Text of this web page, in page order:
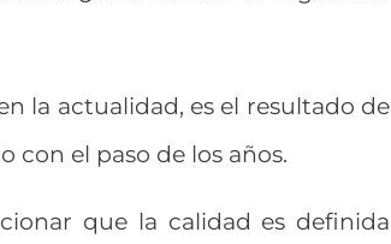
la actualidad, es el resultado de
con el paso de los años.
que la calidad es definida